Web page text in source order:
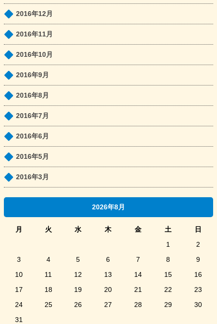
2016年12月
2016年11月
2016年10月
2016年9月
2016年8月
2016年7月
2016年6月
2016年5月
2016年3月
2026年8月
月 火 水 木 金 土 日
1
2
3
4 5 6 7 8
9
10
11 12 13 14 15
16
17
18 19 20 21 22
23
24
25 26 27 28 29
30
31